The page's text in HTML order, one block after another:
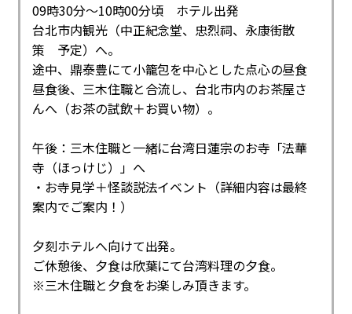
09時30分～10時00分頃 ホテル出発
台北市内観光（中正紀念堂、忠烈祠、永康街散
策 予定）へ。
途中、鼎泰豊にて小籠包を中心とした点心の昼食
昼食後、三木住職と合流し、台北市内のお茶屋さ
んへ（お茶の試飲＋お買い物）。
午後：三木住職と一緒に台湾日蓮宗のお寺「法華
寺（ほっけじ）」へ
・お寺見学＋怪談説法イベント（詳細内容は最終
案内でご案内！）
夕刻ホテルへ向けて出発。
ご休憩後、夕食は欣葉にて台湾料理の夕食。
※三木住職と夕食をお楽しみ頂きます。